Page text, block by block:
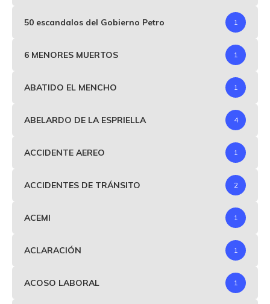
50 escandalos del Gobierno Petro 1
6 MENORES MUERTOS 1
ABATIDO EL MENCHO 1
ABELARDO DE LA ESPRIELLA 4
ACCIDENTE AEREO 1
ACCIDENTES DE TRÁNSITO 2
ACEMI 1
ACLARACIÓN 1
ACOSO LABORAL 1